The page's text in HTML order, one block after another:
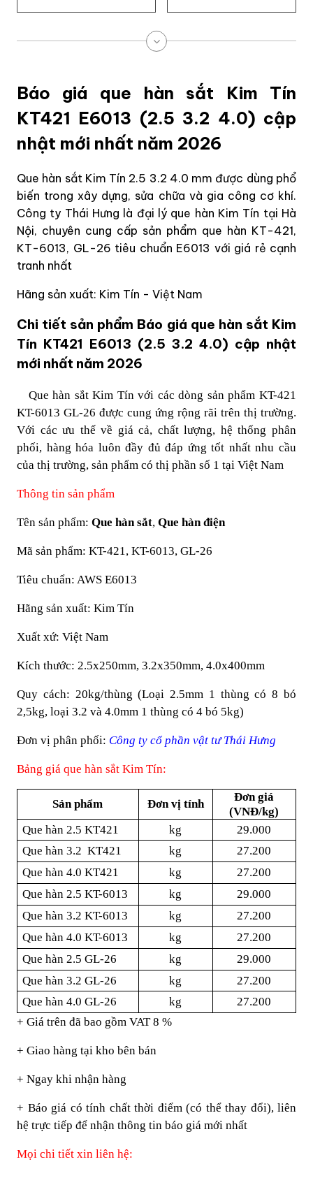
Báo giá que hàn sắt Kim Tín
KT421 E6013 (2.5 3.2 4.0) cập
nhật mới nhất năm 2026
Que hàn sắt Kim Tín 2.5 3.2 4.0 mm được dùng phổ
biến trong xây dựng, sửa chữa và gia công cơ khí.
Công ty Thái Hưng là đại lý que hàn Kim Tín tại Hà
Nội, chuyên cung cấp sản phẩm que hàn KT-421,
KT-6013, GL-26 tiêu chuẩn E6013 với giá rẻ cạnh
tranh nhất
Hãng sản xuất: Kim Tín - Việt Nam
Chi tiết sản phẩm Báo giá que hàn sắt Kim
Tín KT421 E6013 (2.5 3.2 4.0) cập nhật
mới nhất năm 2026
Que hàn sắt Kim Tín với các dòng sản phẩm KT-421
KT-6013 GL-26 được cung ứng rộng rãi trên thị trường.
Với các ưu thế về giá cả, chất lượng, hệ thống phân
phối, hàng hóa luôn đầy đủ đáp ứng tốt nhất nhu cầu
của thị trường, sản phẩm có thị phần số 1 tại Việt Nam
Thông tin sản phẩm
Tên sản phẩm: Que hàn sắt, Que hàn điện
Mã sản phẩm: KT-421, KT-6013, GL-26
Tiêu chuẩn: AWS E6013
Hãng sản xuất: Kim Tín
Xuất xứ: Việt Nam
Kích thước: 2.5x250mm, 3.2x350mm, 4.0x400mm
Quy cách: 20kg/thùng (Loại 2.5mm 1 thùng có 8 bó
2,5kg, loại 3.2 và 4.0mm 1 thùng có 4 bó 5kg)
Đơn vị phân phối: Công ty cổ phần vật tư Thái Hưng
Bảng giá que hàn sắt Kim Tín:
Sản phẩm Đơn vị tính
Đơn giá
(VNĐ/kg)
Que hàn 2.5 KT421
kg
29.000
Que hàn 3.2 KT421
kg
27.200
Que hàn 4.0 KT421
kg
27.200
Que hàn 2.5 KT-6013
kg
29.000
Que hàn 3.2 KT-6013
kg
27.200
Que hàn 4.0 KT-6013
kg
27.200
Que hàn 2.5 GL-26
kg
29.000
Que hàn 3.2 GL-26
kg
27.200
Que hàn 4.0 GL-26
kg
27.200
+ Giá trên đã bao gồm VAT 8 %
+ Giao hàng tại kho bên bán
+ Ngay khi nhận hàng
+ Báo giá có tính chất thời điểm (có thể thay đổi), liên
hệ trực tiếp để nhận thông tin báo giá mới nhất
Mọi chi tiết xin liên hệ: